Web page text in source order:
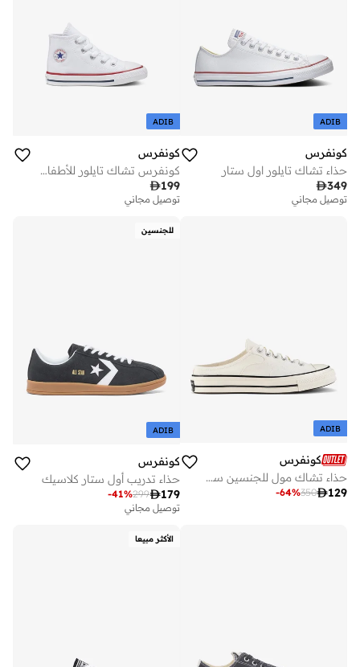
ADIB
كونفرس
حذاء تشاك تايلور اول ستار
349
توصيل مجاني
ADIB
كونفرس
كونفرس تشاك تايلور للأطفال الرضع
199
توصيل مجاني
ADIB
كونفرس
حذاء تشاك مول للجنسين سهل الارتداء
129
350
-64%
للجنسين
ADIB
كونفرس
حذاء تدريب أول ستار كلاسيك
179
299
-41%
توصيل مجاني
الأكثر مبيعا